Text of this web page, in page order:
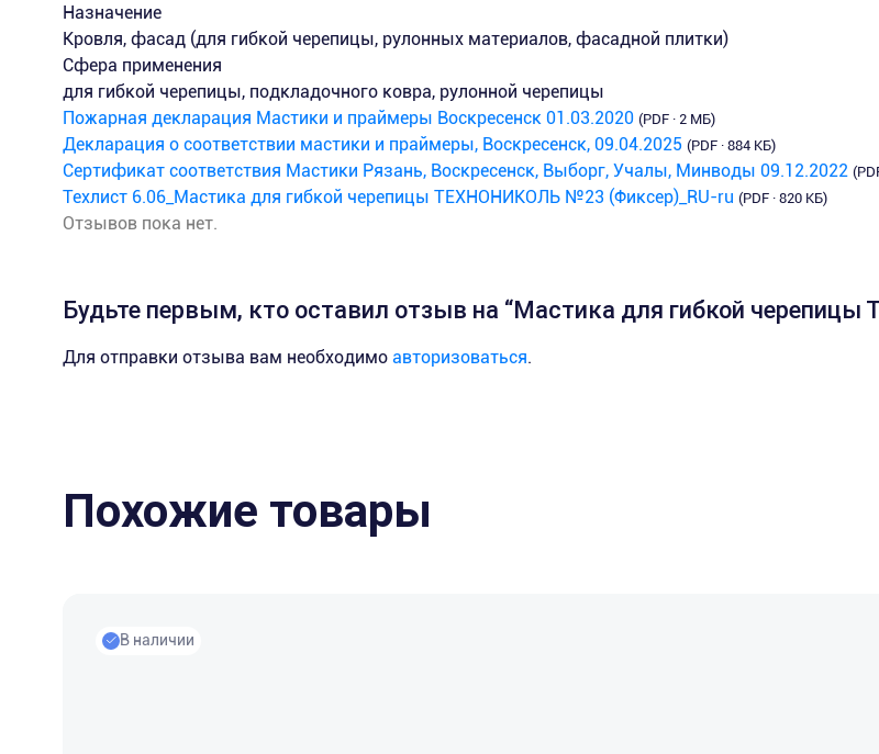
Назначение
Кровля, фасад (для гибкой черепицы, рулонных материалов, фасадной плитки)
Сфера применения
для гибкой черепицы, подкладочного ковра, рулонной черепицы
Пожарная декларация Мастики и праймеры Воскресенск 01.03.2020 (PDF · 2 МБ)
Декларация о соответствии мастики и праймеры, Воскресенск, 09.04.2025 (PDF · 884 КБ)
Сертификат соответствия Мастики Рязань, Воскресенск, Выборг, Учалы, Минводы 09.12.2022
Техлист 6.06_Мастика для гибкой черепицы ТЕХНОНИКОЛЬ №23 (Фиксер)_RU-ru (PDF · 820 КБ)
Отзывов пока нет.
Будьте первым, кто оставил отзыв на “Мастика для гибкой
Для отправки отзыва вам необходимо авторизоваться.
Похожие товары
В наличии